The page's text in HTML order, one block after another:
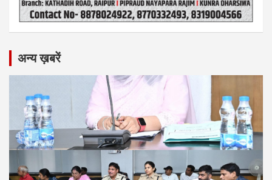
अन्य ख़बरें